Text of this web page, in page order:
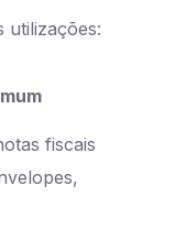
utilizações:
fiscais